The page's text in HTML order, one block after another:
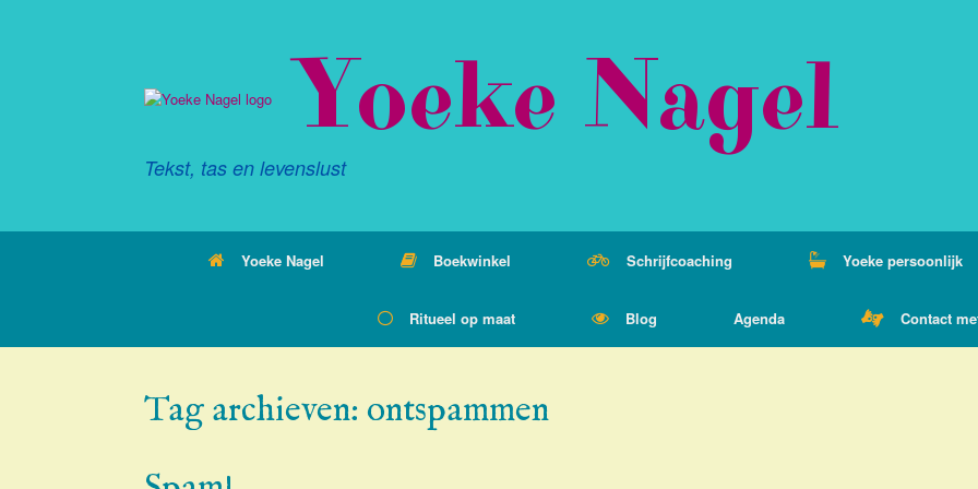
Yoeke Nagel
Tekst, tas en levenslust
Yoeke Nagel Boekwinkel Schrijfcoaching Yoeke persoonlijk
Ritueel op maat Blog Agenda Contact
Tag archieven: ontspammen